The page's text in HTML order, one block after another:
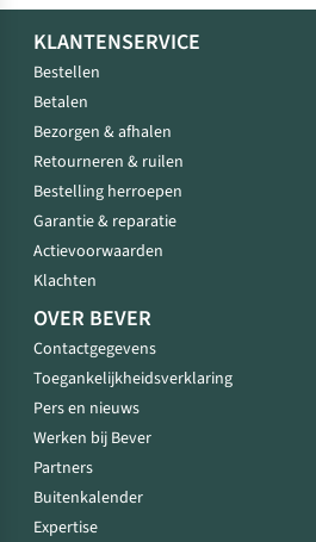
KLANTENSERVICE
Bestellen
Betalen
Bezorgen & afhalen
Retourneren & ruilen
Bestelling herroepen
Garantie & reparatie
Actievoorwaarden
Klachten
OVER BEVER
Contactgegevens
Toegankelijkheidsverklaring
Pers en nieuws
Werken bij Bever
Partners
Buitenkalender
Expertise